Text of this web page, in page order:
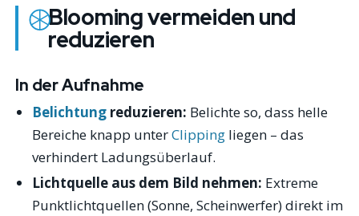
Blooming vermeiden und
reduzieren
In der Aufnahme
Belichtungreduzieren: Belichte so, dass helle
Bereiche knapp unterClippingliegen – das
verhindert Ladungsüberlauf.
Lichtquelle aus dem Bild nehmen: Extreme
Punktlichtquellen (Sonne, Scheinwerfer) direkt im